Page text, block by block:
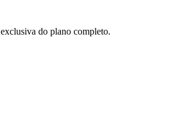
do plano completo.